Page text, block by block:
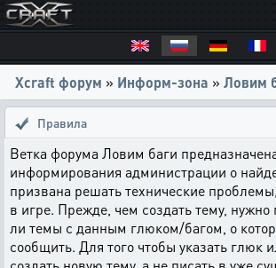
Xcraft форум » Информ-зона » Ловим
Правила
Ветка форума Ловим баги
информирования администрации о
призвана решать технические
в игре. Прежде, чем создать тему, нужно
ли темы с данным глюком/багом, о
сообщить. Для того чтобы указать глюк